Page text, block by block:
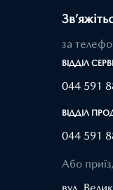
за
ВІДДІЛ
044 591
ВІДДІЛ
044 591
Або